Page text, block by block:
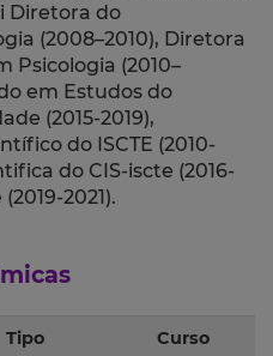
Diretora do
(2008–2010), Diretora
Psicologia (2010–
em Estudos do
(2015-2019),
do ISCTE (2010-
do CIS-iscte (2016-
2021).
Tipo Curso